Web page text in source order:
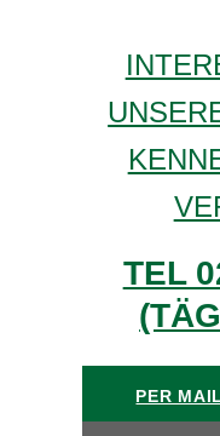
TEL
PER MAIL